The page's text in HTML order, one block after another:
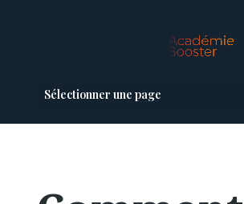
Sélectionner une page